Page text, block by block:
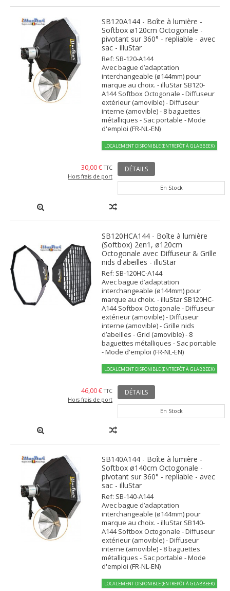
SB120A144 - Boîte à lumière -
Softbox ø120cm Octogonale -
pivotant sur 360° - repliable - avec
sac - illuStar
Ref: SB-120-A144
Avec bague d’adaptation
interchangeable (ø144mm) pour
marque au choix. - illuStar SB120-
A144 Softbox Octogonale - Diffuseur
extérieur (amovible) - Diffuseur
interne (amovible) - 8 baguettes
métalliques - Sac portable - Mode
d'emploi (FR-NL-EN)
LOCALEMENT DISPONIBLE (ENTREPÔT À GLABBEEK)
30,00 € TTC
Hors frais de port
DÉTAILS
En Stock
SB120HCA144 - Boîte à lumière
(Softbox) 2en1, ø120cm
Octogonale avec Diffuseur & Grille
nids d'abeilles - illuStar
Ref: SB-120HC-A144
Avec bague d’adaptation
interchangeable (ø144mm) pour
marque au choix. - illuStar SB120HC-
A144 Softbox Octogonale - Diffuseur
extérieur (amovible) - Diffuseur
interne (amovible) - Grille nids
d’abeilles - Grid (amovible) - 8
baguettes métalliques - Sac portable
- Mode d'emploi (FR-NL-EN)
LOCALEMENT DISPONIBLE (ENTREPÔT À GLABBEEK)
46,00 € TTC
Hors frais de port
DÉTAILS
En Stock
SB140A144 - Boîte à lumière -
Softbox ø140cm Octogonale -
pivotant sur 360° - repliable - avec
sac - illuStar
Ref: SB-140-A144
Avec bague d’adaptation
interchangeable (ø144mm) pour
marque au choix. - illuStar SB140-
A144 Softbox Octogonale - Diffuseur
extérieur (amovible) - Diffuseur
interne (amovible) - 8 baguettes
métalliques - Sac portable - Mode
d'emploi (FR-NL-EN)
LOCALEMENT DISPONIBLE (ENTREPÔT À GLABBEEK)